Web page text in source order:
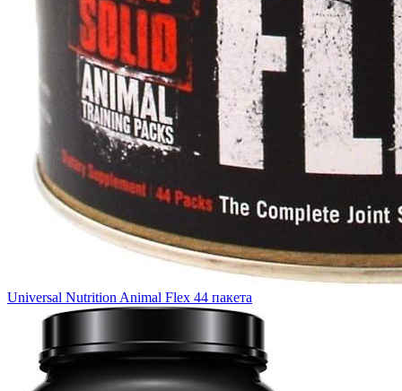
Universal Nutrition Animal Flex 44 пакета